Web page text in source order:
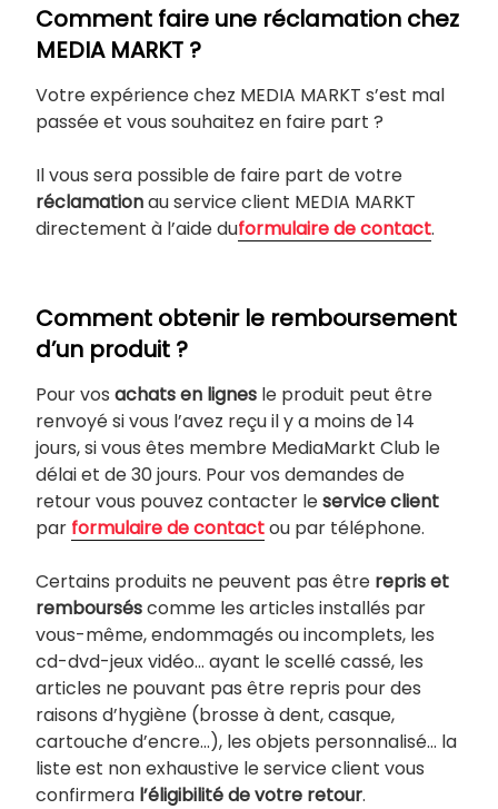
Comment faire une réclamation chez
MEDIA MARKT ?
Votre expérience chez MEDIA MARKT s’est mal
passée et vous souhaitez en faire part ?
Il vous sera possible de faire part de votre
réclamationau service client MEDIA MARKT
directement à l’aide duformulaire de contact.
Comment obtenir le remboursement
d’un produit ?
Pour vos achats en lignes le produit peut être
renvoyé si vous l’avez reçu il y a moins de 14
jours, si vous êtes membre MediaMarkt Club le
délai et de 30 jours. Pour vos demandes de
retour vous pouvez contacter leservice client
par formulaire de contactou par téléphone.
Certains produits ne peuvent pas être repris et
rembourséscomme les articles installés par
vous-même, endommagés ou incomplets, les
cd-dvd-jeux vidéo… ayant le scellé cassé, les
articles ne pouvant pas être repris pour des
raisons d’hygiène (brosse à dent, casque,
cartouche d’encre…), les objets personnalisé… la
liste est non exhaustive le service client vous
confirmera l’éligibilité de votre retour.